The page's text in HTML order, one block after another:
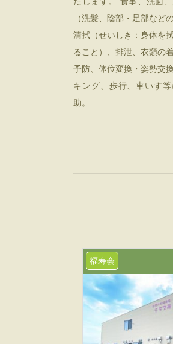
（洗髪、陰部・足部など
清拭（せいしき：身体を
ること）、排泄、衣類の
予防、体位変換・姿勢交
キング、歩行、車いす
助。
福寿会